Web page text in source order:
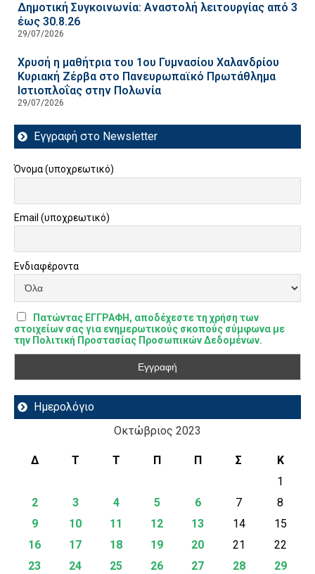
Δημοτική Συγκοινωνία: Αναστολή λειτουργίας από 3
έως 30.8.26
29/07/2026
Χρυσή η μαθήτρια του 1ου Γυμνασίου Χαλανδρίου
Κυριακή Ζέρβα στο Πανευρωπαϊκό Πρωτάθλημα
Ιστιοπλοΐας στην Πολωνία
29/07/2026
Εγγραφή στο Newsletter
Όνομα (υποχρεωτικό)
Email (υποχρεωτικό)
Ενδιαφέροντα
Πατώντας ΕΓΓΡΑΦΗ, αποδέχεστε τη χρήση των
στοιχείων σας για ενημερωτικούς σκοπούς σύμφωνα με
την Πολιτική Προστασίας Προσωπικών Δεδομένων.
Ημερολόγιο
Οκτώβριος 2023
Δ Τ Τ Π Π Σ
Κ
1
2
3 4 5 6 7
8
9
10 11 12 13 14
15
16
17 18 19 20 21
22
23
24 25 26 27 28
29